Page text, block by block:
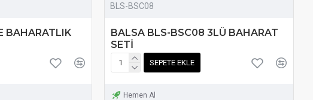
BAHARATLIK
BLS-BSC08
BALSA BLS-BSC08 3LÜ BAHARAT
SETİ
SEPETE EKLE
Hemen Al